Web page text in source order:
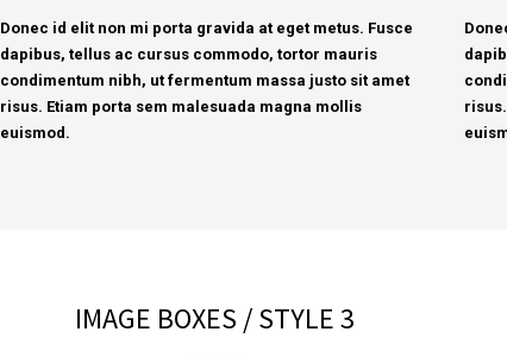
Donec id elit non mi porta gravida at eget metus. Fusce
dapibus, tellus ac cursus commodo, tortor mauris
condimentum nibh, ut fermentum massa justo sit amet
risus. Etiam porta sem malesuada magna mollis
euismod.
IMAGE BOXES / STYLE 3